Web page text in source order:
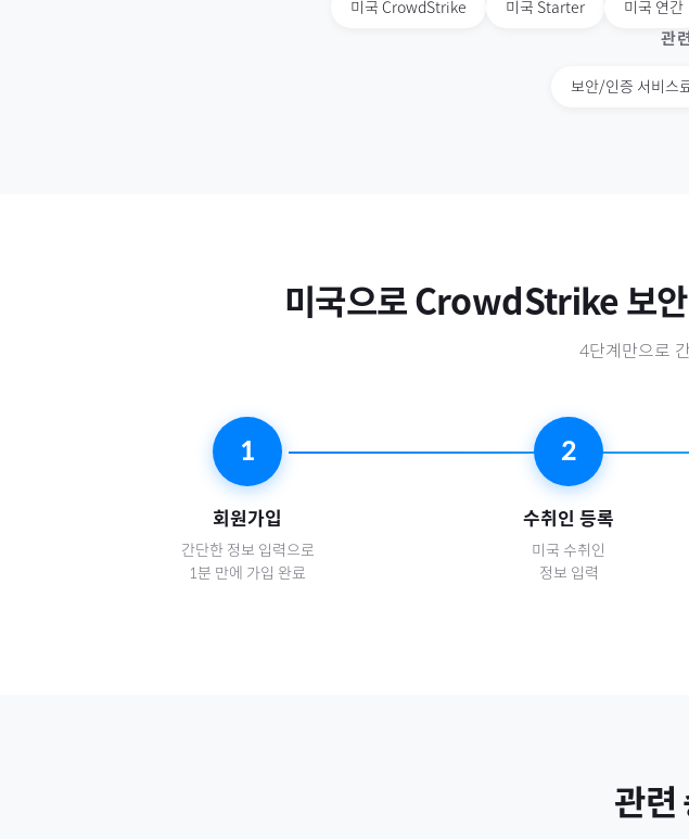
미국 CrowdStrike 미국 Starter 미국 연간
관
보안/인증 서비스
미국으로 CrowdStrike 보
4단계만으로
1
회원가입
간단한 정보 입력으로
1분 만에 가입 완료
2
수취인 등록
미국 수취인
정보 입력
관련